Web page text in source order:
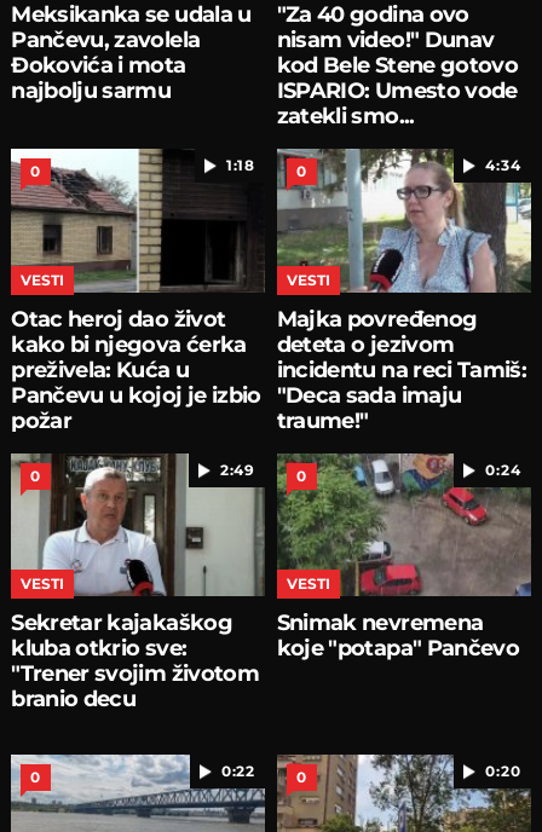
Meksikanka se udala u
Pančevu, zavolela
Đokovića i mota
najbolju sarmu
"Za 40 godina ovo
nisam video!" Dunav
kod Bele Stene gotovo
ISPARIO: Umesto vode
zatekli smo...
1:18
0
VESTI
Otac heroj dao život
kako bi njegova ćerka
preživela: Kuća u
Pančevu u kojoj je izbio
požar
4:34
0
VESTI
Majka povređenog
deteta o jezivom
incidentu na reci Tamiš:
"Deca sada imaju
traume!"
2:49
0
VESTI
Sekretar kajakaškog
kluba otkrio sve:
"Trener svojim životom
branio decu
0:24
0
VESTI
Snimak nevremena
koje "potapa" Pančevo
0:22
0 0:20
0